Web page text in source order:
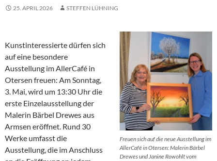
25. APRIL 2026 STEFFEN LÜHNING
Freuen sich auf die neue Ausstellung im
AllerCafé in Otersen: Malerin Bärbel
Drewes und Janine Rowohlt vom
Kunstinteressierte dürfen sich
auf eine besondere
Ausstellung im AllerCafé in
Otersen freuen: Am Sonntag,
3. Mai, wird um 13:30 Uhr die
erste Einzelausstellung der
Malerin Bärbel Drewes aus
Armsen eröffnet. Rund 30
Werke umfasst die
Ausstellung, die im Anschluss